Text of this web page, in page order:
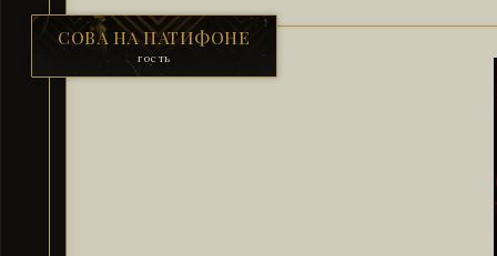
СОВА НА ПАТИФОНЕ
гость